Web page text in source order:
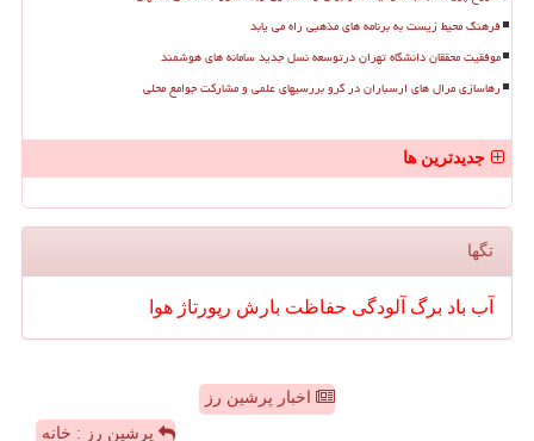
فرهنگ محیط زیست به برنامه های مذهبی راه می یابد
موفقیت محققان دانشگاه تهران درتوسعه نسل جدید سامانه های هوشمند
رهاسازی مرال های ارسباران در گرو بررسیهای علمی و مشارکت جوامع محلی
جدیدترین ها
تگها
آب باد برگ آلودگی حفاظت بارش رپورتاژ هوا
اخبار پرشین رز
پرشین رز : خانه